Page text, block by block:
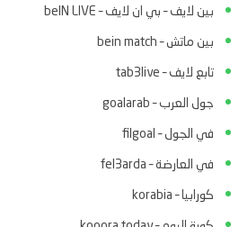
بين لايف – بي ان لايف – beIN LIVE
بين ماتش – bein match
تابع لايف – tab3live
جول العرب – goalarab
في الجول – filgoal
في العارضة – fel3arda
كورابيا – korabia